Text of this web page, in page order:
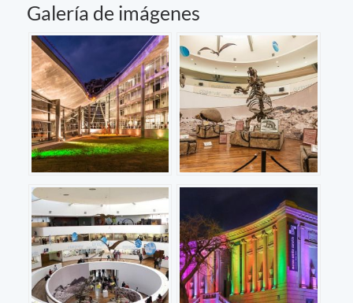
Galería de imágenes